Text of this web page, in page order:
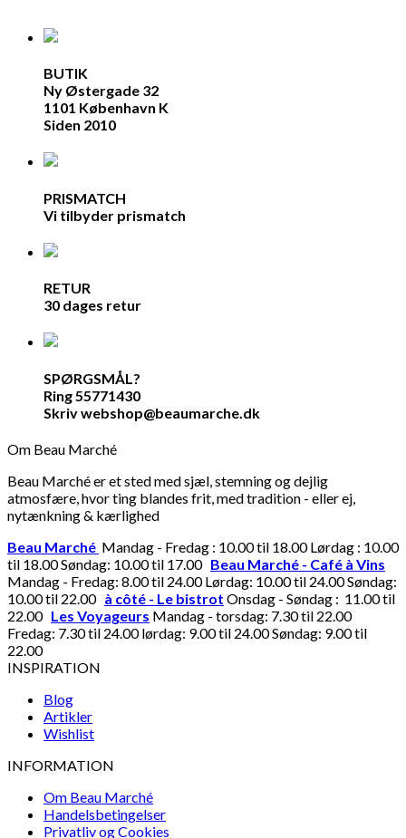
BUTIK
Ny Østergade 32
1101 København K
Siden 2010
PRISMATCH
Vi tilbyder prismatch
RETUR
30 dages retur
SPØRGSMÅL?
Ring 55771430
Skriv webshop@beaumarche.dk
Om Beau Marché
Beau Marché er et sted med sjæl, stemning og dejlig
atmosfære, hvor ting blandes frit, med tradition - eller ej,
nytænkning & kærlighed
Beau Marché Mandag - Fredag : 10.00 til 18.00 Lørdag : 10.00
til 18.00 Søndag: 10.00 til 17.00 Beau Marché - Café à Vins
Mandag - Fredag: 8.00 til 24.00 Lørdag: 10.00 til 24.00 Søndag:
10.00 til 22.00 à côté - Le bistrot Onsdag - Søndag : 11.00 til
22.00 Les Voyageurs Mandag - torsdag: 7.30 til 22.00
Fredag: 7.30 til 24.00 lørdag: 9.00 til 24.00 Søndag: 9.00 til
22.00
INSPIRATION
Blog
Artikler
Wishlist
INFORMATION
Om Beau Marché
Handelsbetingelser
Privatliv og Cookies